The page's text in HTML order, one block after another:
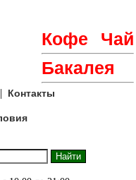
Кофе
Чай
Бакалея
| Контакты